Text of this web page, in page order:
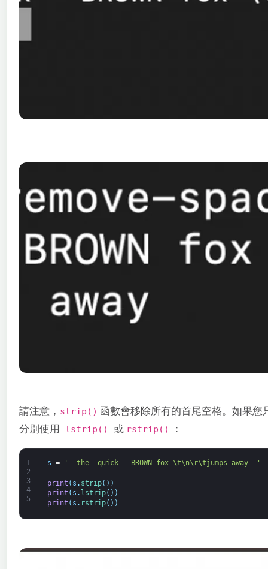
請注意， strip() 函數會移除所有的首尾空格。如果
分別使用
lstrip() 或 rstrip() ：
1
2
3
4
5
s = '  the  quick   BROWN fox \t\n\r\tjumps away  '
print ( s . strip( ) )
print ( s . lstrip( ) )
print ( s . rstrip( ) )